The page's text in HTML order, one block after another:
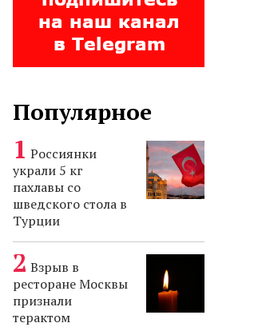
Популярное
Россиянки
украли 5 кг
пахлавы со
шведского стола в
Турции
Взрыв в
ресторане Москвы
признали
терактом